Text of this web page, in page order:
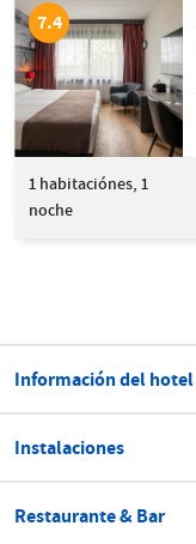
7.4
1 habitaciónes, 1
noche
Información del hotel
Instalaciones
Restaurante & Bar